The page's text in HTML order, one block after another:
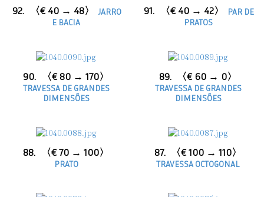
92. 〈€ 40 → 48〉
JARRO
E BACIA
91. 〈€ 40 → 42〉
PAR DE
PRATOS
90. 〈€ 80 → 170〉
TRAVESSA DE GRANDES
DIMENSÕES
89. 〈€ 60 → 0〉
TRAVESSA DE GRANDES
DIMENSÕES
88. 〈€ 70 → 100〉
PRATO
87. 〈€ 100 → 110〉
TRAVESSA OCTOGONAL